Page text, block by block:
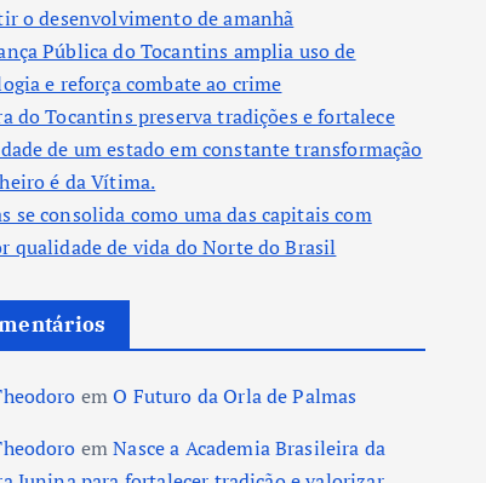
o desenvolvimento de amanhã
Pública do Tocantins amplia uso de
e reforça combate ao crime
do Tocantins preserva tradições e fortalece
de um estado em constante transformação
é da Vítima.
se consolida como uma das capitais com
qualidade de vida do Norte do Brasil
emO Futuro da Orla de Palmas
emNasce a Academia Brasileira da